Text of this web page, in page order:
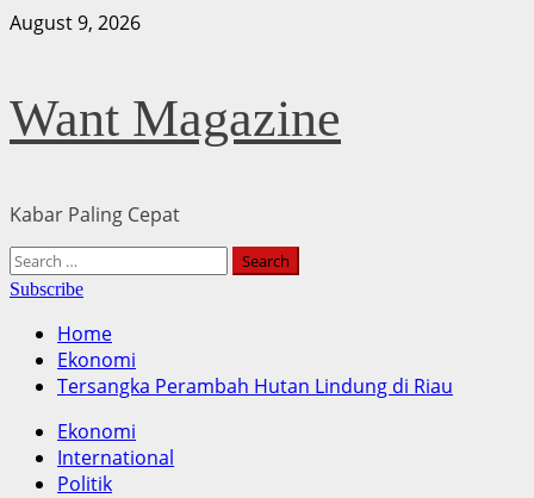
Skip
August 9, 2026
Want Magazine
Kabar Paling Cepat
Primary
Menu
Search
for:
Subscribe
Home
Ekonomi
Tersangka Perambah Hutan Lindung di Riau
Ekonomi
International
Politik